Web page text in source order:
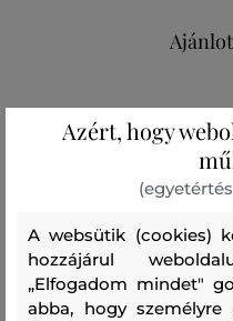
Azért, hogy
A websütik (cookies)
hozzájárul
„Elfogadom mindet"
abba, hogy